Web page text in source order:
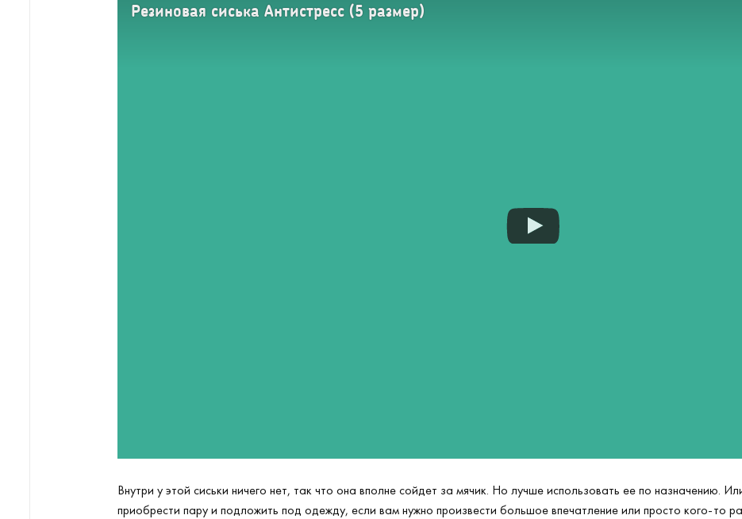
Резиновая сиська Антистресс (5 размер)
Внутри у этой сиськи ничего нет, так что она вполне сойдет за мячик. Но лучше использовать ее по назначению.
приобрести пару и подложить под одежду, если вам нужно произвести большое впечатление или просто кого-то